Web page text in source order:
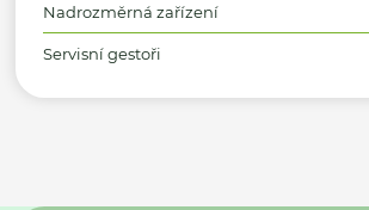
Nadrozměrná zařízení
Servisní gestoři